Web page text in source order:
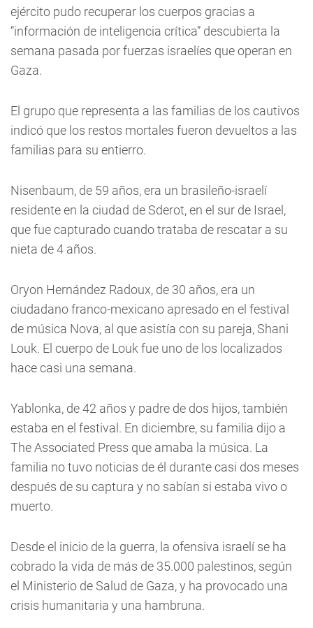
ejército pudo recuperar los cuerpos gracias a
“información de inteligencia crítica” descubierta la
semana pasada por fuerzas israelíes que operan en
Gaza.
El grupo que representa a las familias de los cautivos
indicó que los restos mortales fueron devueltos a las
familias para su entierro.
Nisenbaum, de 59 años, era un brasileño-israelí
residente en la ciudad de Sderot, en el sur de Israel,
que fue capturado cuando trataba de rescatar a su
nieta de 4 años.
Oryon Hernández Radoux, de 30 años, era un
ciudadano franco-mexicano apresado en el festival
de música Nova, al que asistía con su pareja, Shani
Louk. El cuerpo de Louk fue uno de los localizados
hace casi una semana.
Yablonka, de 42 años y padre de dos hijos, también
estaba en el festival. En diciembre, su familia dijo a
The Associated Press que amaba la música. La
familia no tuvo noticias de él durante casi dos meses
después de su captura y no sabían si estaba vivo o
muerto.
Desde el inicio de la guerra, la ofensiva israelí se ha
cobrado la vida de más de 35.000 palestinos, según
el Ministerio de Salud de Gaza, y ha provocado una
crisis humanitaria y una hambruna.